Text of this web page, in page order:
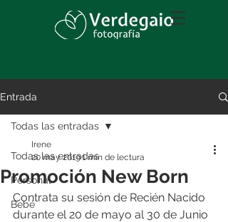
Entrada
Todas las entradas
Personal
Bebé
Todas las entradas
Promoción New Born
Irene
20 may 20191 min de lectura
Contrata su sesión de Recién Nacido
durante el 20 de mayo al 30 de Junio